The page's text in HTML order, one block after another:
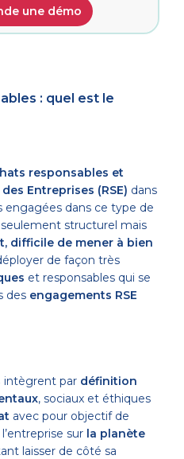
une démo
: quel est le
responsables et
Entreprises (RSE) dans
engagées dans ce type de
structurel mais
difficile de mener à bien
de façon très
et responsables qui se
des engagements RSE
intègrent par définition
, sociaux et éthiques
avec pour objectif de
sur la planète
laisser de côté sa